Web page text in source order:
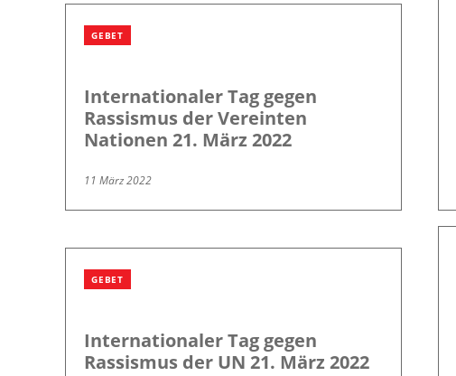
GEBET
Internationaler Tag gegen
Rassismus der Vereinten
Nationen 21. März 2022
11 März 2022
GEBET
Internationaler Tag gegen
Rassismus der UN 21. März 2022